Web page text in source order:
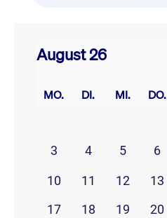
August 26
MO. DI. MI. DO.
3
4 5 6
10 11 12 13
17
18 19 20